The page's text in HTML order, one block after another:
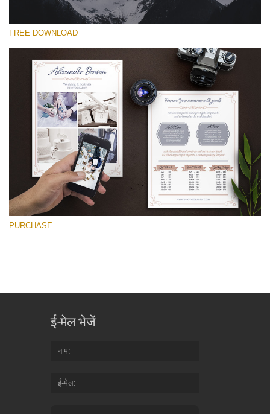
कृपया चुने
Free Font #44
Wedding Photography Templates
मुफ्त डाउनलोड
FREE DOWNLOAD
PURCHASE
ई-मेल भेजें
नाम
ई-मेल